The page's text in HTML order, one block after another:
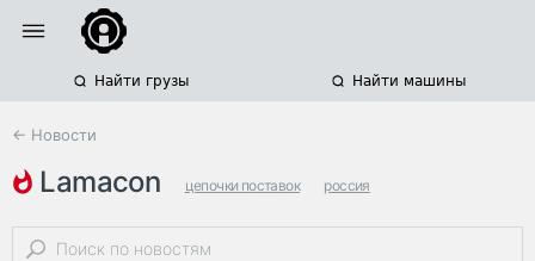
Найти грузы Найти машины
← Новости
lamacon цепочки поставок россия
автоматизация логистики